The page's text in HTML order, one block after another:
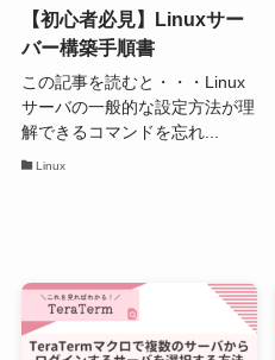
【初心者必見】Linuxサー
バー構築手順書
この記事を読むと・・・Linux
サーバの一般的な設定方法が理
解できるコマンドを忘れ...
Linux